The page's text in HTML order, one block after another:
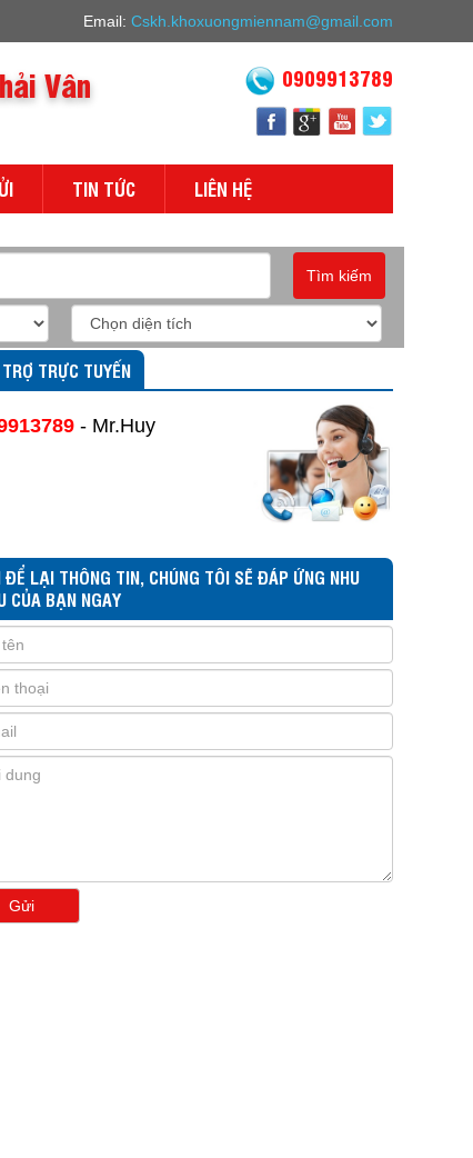
Email: Cskh.khoxuongmiennam@gmail.com
Vân 0909913789
TIN TỨC LIÊN HỆ
Tìm kiếm
TRỰC TUYẾN
- Mr.Huy
ĐỂ LẠI THÔNG TIN, CHÚNG TÔI SẼ ĐÁP ỨNG NHU
CỦA BẠN NGAY
Gửi